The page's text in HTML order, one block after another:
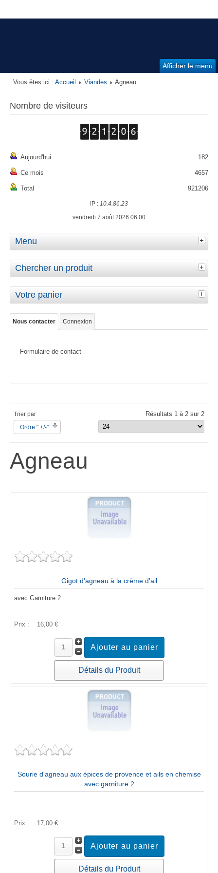
Afficher le menu
Vous êtes ici : Accueil Viandes Agneau
Nombre de visiteurs
Aujourd'hui 182
Ce mois 4657
Total 921206
IP : 10.4.86.23
vendredi 7 août 2026 06:00
Menu
Chercher un produit
Votre panier
Nous contacter Connexion
Formulaire de contact
Trier par
Ordre " +/-"
Résultats 1 à 2 sur 2
Agneau
Gigot d'agneau à la crème d'ail
avec Garniture 2
Prix : 16,00 €
Détails du Produit
Sourie d'agneau aux épices de provence et ails en chemise
avec garniture 2
Prix : 17,00 €
Détails du Produit